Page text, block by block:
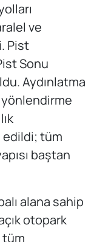
ve
Pist
Sonu
Aydınlatma
yönlendirme
edildi; tüm
baştan
alana sahip
otopark
tüm